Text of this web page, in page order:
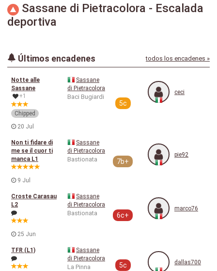
Sassane di Pietracolora - Escalada
deportiva
Últimos encadenes todos los encadenes »
Notte alle
Sassane
+1
Chipped
20 Jul
Sassane
di Pietracolora
Baci Bugiardi
5c
ceci
Non ti fidare di
me se il cuor ti
manca L1
9 Jul
Sassane
di Pietracolora
Bastionata 7b+
pie92
Croste Carasau
L2
25 Jun
Sassane
di Pietracolora
Bastionata 6c+
marco76
TFR (L1)
Sassane
di Pietracolora
La Pinna 5c dallas700